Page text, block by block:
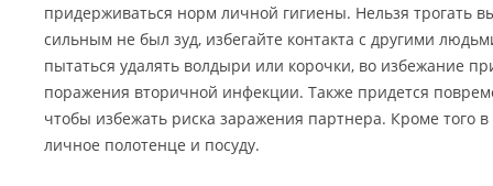
придерживаться норм личной гигиены. Нельзя трогать
сильным не был зуд, избегайте контакта с другими
пытаться удалять волдыри или корочки, во избежание
поражения вторичной инфекции. Также придется
чтобы избежать риска заражения партнера. Кроме того
личное полотенце и посуду.